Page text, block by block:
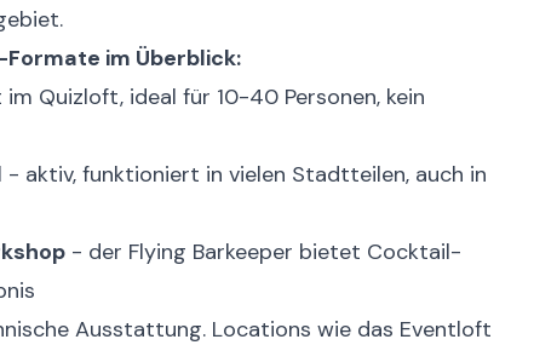
im Überblick:
Quizloft, ideal für 10-40 Personen, kein
- aktiv, funktioniert in vielen Stadtteilen, auch in
- der Flying Barkeeper bietet Cocktail-
Ausstattung. Locations wie das Eventloft